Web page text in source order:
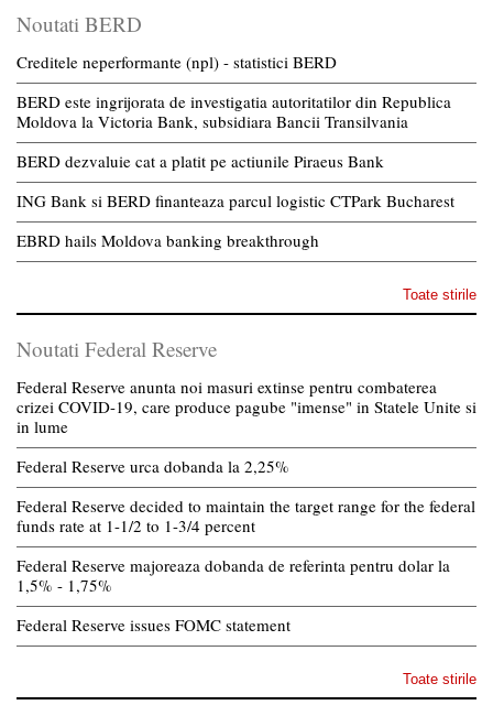
Noutati BERD
Creditele neperformante (npl) - statistici BERD
BERD este ingrijorata de investigatia autoritatilor din Republica
Moldova la Victoria Bank, subsidiara Bancii Transilvania
BERD dezvaluie cat a platit pe actiunile Piraeus Bank
ING Bank si BERD finanteaza parcul logistic CTPark Bucharest
EBRD hails Moldova banking breakthrough
Toate stirile
Noutati Federal Reserve
Federal Reserve anunta noi masuri extinse pentru combaterea
crizei COVID-19, care produce pagube "imense" in Statele Unite si
in lume
Federal Reserve urca dobanda la 2,25%
Federal Reserve decided to maintain the target range for the federal
funds rate at 1-1/2 to 1-3/4 percent
Federal Reserve majoreaza dobanda de referinta pentru dolar la
1,5% - 1,75%
Federal Reserve issues FOMC statement
Toate stirile